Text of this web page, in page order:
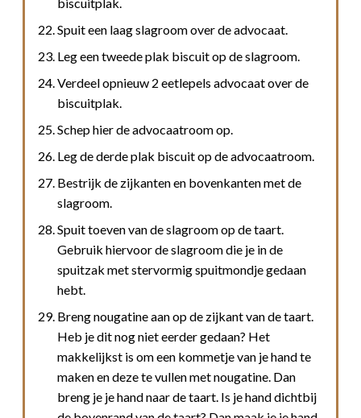
Spuit een laag slagroom over de advocaat.
Leg een tweede plak biscuit op de slagroom.
Verdeel opnieuw 2 eetlepels advocaat over de
biscuitplak.
Schep hier de advocaatroom op.
Leg de derde plak biscuit op de advocaatroom.
Bestrijk de zijkanten en bovenkanten met de
slagroom.
Spuit toeven van de slagroom op de taart.
Gebruik hiervoor de slagroom die je in de
spuitzak met stervormig spuitmondje gedaan
hebt.
Breng nougatine aan op de zijkant van de taart.
Heb je dit nog niet eerder gedaan? Het
makkelijkst is om een kommetje van je hand te
maken en deze te vullen met nougatine. Dan
breng je je hand naar de taart. Is je hand dichtbij